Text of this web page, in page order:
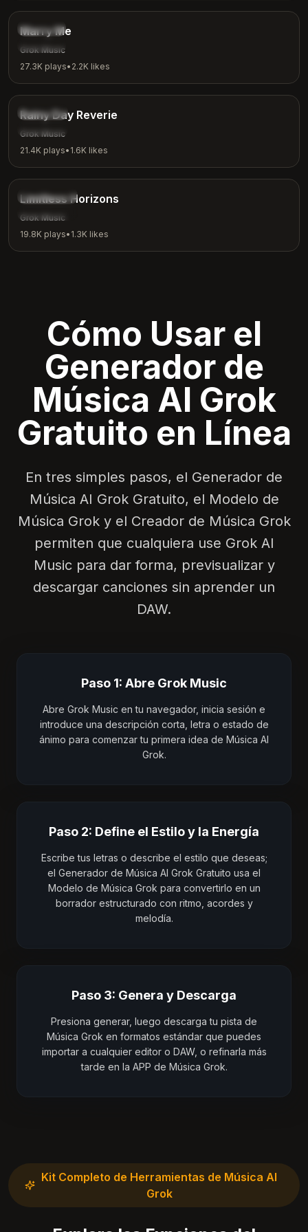
Romantic
Love
Marry Me
Grok Music
27.3K plays• 2.2K likes
Ambient
Rainy Day
Rainy Day Reverie
Grok Music
21.4K plays• 1.6K likes
Inspirational
Motivation
Limitless Horizons
Grok Music
19.8K plays• 1.3K likes
Cómo Usar el
Generador de
Música AI Grok
Gratuito en Línea
En tres simples pasos, el Generador de
Música AI Grok Gratuito, el Modelo de
Música Grok y el Creador de Música Grok
permiten que cualquiera use Grok AI
Music para dar forma, previsualizar y
descargar canciones sin aprender un
DAW.
Paso 1: Abre Grok Music
Abre Grok Music en tu navegador, inicia sesión e
introduce una descripción corta, letra o estado de
ánimo para comenzar tu primera idea de Música AI
Grok.
Paso 2: Define el Estilo y la Energía
Escribe tus letras o describe el estilo que deseas;
el Generador de Música AI Grok Gratuito usa el
Modelo de Música Grok para convertirlo en un
borrador estructurado con ritmo, acordes y
melodía.
Paso 3: Genera y Descarga
Presiona generar, luego descarga tu pista de
Música Grok en formatos estándar que puedes
importar a cualquier editor o DAW, o refinarla más
tarde en la APP de Música Grok.
Kit Completo de Herramientas de Música AI
Grok